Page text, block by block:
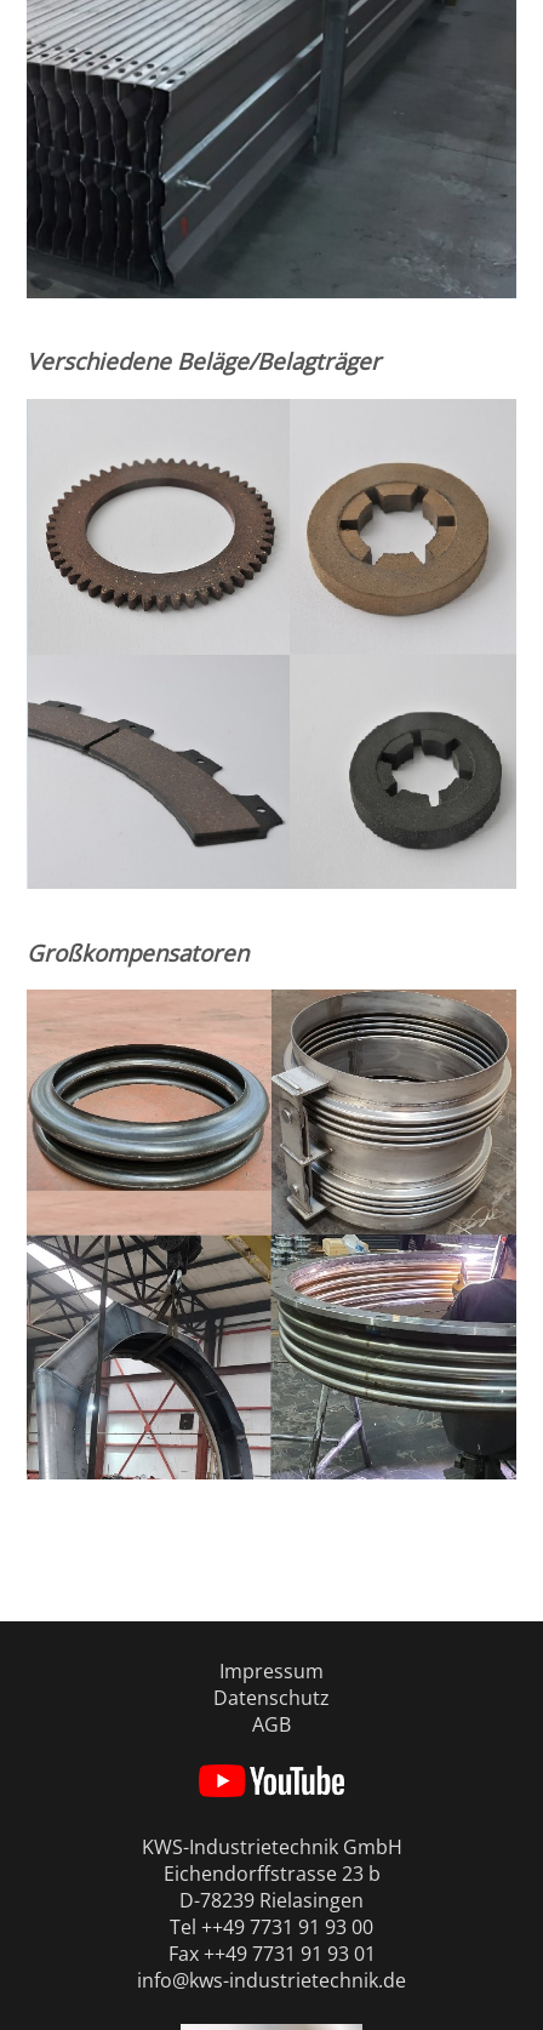
Verschiedene Beläge/Belagträger
Großkompensatoren
Impressum
Datenschutz
AGB
KWS-Industrietechnik GmbH
Eichendorffstrasse 23 b
D-78239 Rielasingen
Tel ++49 7731 91 93 00
Fax ++49 7731 91 93 01
info@kws-industrietechnik.de